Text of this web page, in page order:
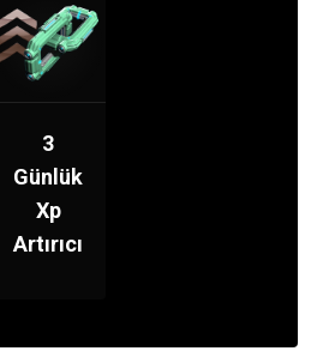
3
Günlük
Xp
Artırıcı